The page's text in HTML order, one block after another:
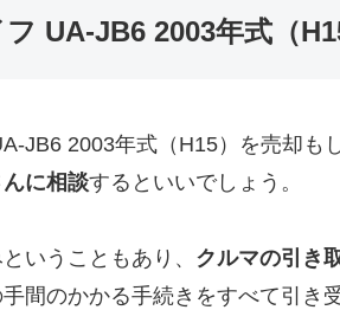
フ UA-JB6 2003年式（
JB6 2003年式（H15）を売却も
に相談するといいでしょう。
いうこともあり、 クルマの引き
間のかかる手続きをすべて引き